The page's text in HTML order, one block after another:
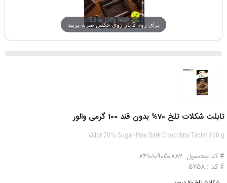
برای زوم 2 بار روی عکس ضربه بزنید
تابلت شکلات تلخ 70% بدون قند 100 گرمی والور
Valor 70% Sugar-Free Dark Chocolate Tablet 100 g
# کد محصول: 8410109050882
# کد : 5758